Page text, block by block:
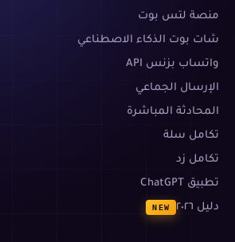
منصة لتس بوت
شات بوت الذكاء الاصطناعي
واتساب بزنس API
الإرسال الجماعي
المحادثة المباشرة
تكامل سلة
تكامل زد
تطبيق ChatGPT
دليل ٢٠٢٦
NEW